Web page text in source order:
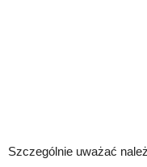
Szczególnie uważać